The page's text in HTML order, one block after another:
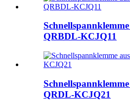
QRBDL-KCJQ11
QRDL-KCJQ21